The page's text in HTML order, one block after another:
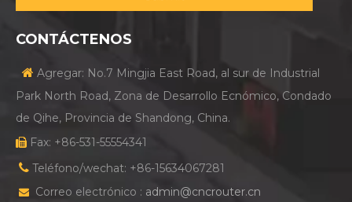
CONTÁCTENOS
 Agregar: No.7 Mingjia East Road, al sur de Industrial
Park North Road, Zona de Desarrollo Ecnómico, Condado
de Qihe, Provincia de Shandong, China.
 Fax: +86-531-55554341
 Teléfono/wechat: +86-15634067281
 Correo electrónico : admin@cncrouter.cn